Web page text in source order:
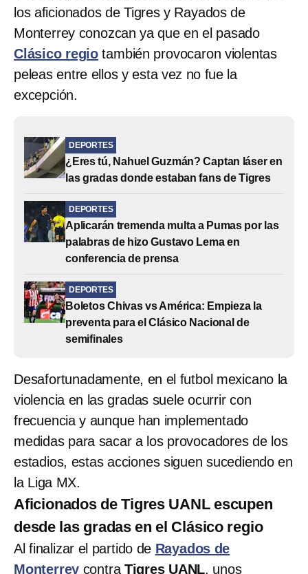
los aficionados de Tigres y Rayados de
Monterrey conozcan ya que en el pasado
Clásico regio también provocaron violentas
peleas entre ellos y esta vez no fue la
excepción.
DEPORTES
¿Eres tú, Nahuel Guzmán? Captan láser en
las gradas donde estaban fans de Tigres
DEPORTES
Aplicarán tremenda multa a Pumas por las
palabras de hizo Gustavo Lema en
conferencia de prensa
DEPORTES
Boletos Chivas vs América: Empieza la
preventa para el Clásico Nacional de
semifinales
Desafortunadamente, en el futbol mexicano la
violencia en las gradas suele ocurrir con
frecuencia y aunque han implementado
medidas para sacar a los provocadores de los
estadios, estas acciones siguen sucediendo en
la Liga MX.
Aficionados de Tigres UANL escupen
desde las gradas en el Clásico regio
Al finalizar el partido de Rayados de
Monterrey contra Tigres UANL, unos